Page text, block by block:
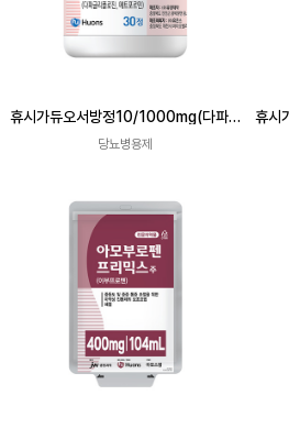
휴시가듀오서방정10/1000mg(다파글
당뇨병용제
휴시